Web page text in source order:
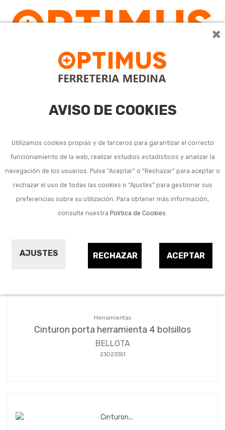
×
AVISO DE COOKIES
Utilizamos cookies propias y de terceros para garantizar el correcto
funcionamiento de la web, realizar estudios estadísticos y analizar la
navegación de los usuarios. Pulse “Aceptar” o “Rechazar” para aceptar o
rechazar el uso de todas las cookies o “Ajustes” para gestionar sus
preferencias sobre su utilización. Para obtener más información,
consulte nuestra Política de Cookies.
AJUSTES ACEPTAR
RECHAZAR
Portaherramientas
personal
Herramientas
Cinturon porta herramienta 4 bolsillos
BELLOTA
23023351